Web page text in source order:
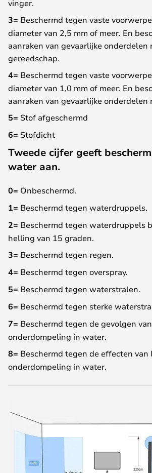
vinger.
3= Beschermd tegen vaste
diameter van 2,5 mm of meer. En
aanraken van gevaarlijke onderdelen
gereedschap.
4= Beschermd tegen vaste
diameter van 1,0 mm of meer. En
aanraken van gevaarlijke onderdelen
5= Stof afgeschermd
6= Stofdicht
Tweede cijfer geeft
water aan.
0= Onbeschermd.
1= Beschermd tegen waterdruppels.
2= Beschermd tegen waterdruppels
helling van 15 graden.
3= Beschermd tegen regen.
4= Beschermd tegen overspray.
5= Beschermd tegen waterstralen.
6= Beschermd tegen sterke
7= Beschermd tegen de gevolgen
onderdompeling in water.
8= Beschermd tegen de effecten
onderdompeling in water.